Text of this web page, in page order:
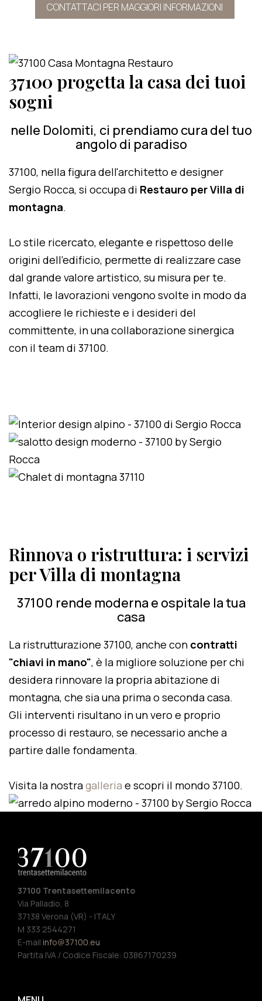
CONTATTACI PER MAGGIORI INFORMAZIONI
37100 progetta la casa dei tuoi
sogni
nelle Dolomiti, ci prendiamo cura del tuo
angolo di paradiso
37100, nella figura dell'architetto e designer
Sergio Rocca, si occupa di Restauro per Villa di
montagna.
Lo stile ricercato, elegante e rispettoso delle
origini dell'edificio, permette di realizzare case
dal grande valore artistico, su misura per te.
Infatti, le lavorazioni vengono svolte in modo da
accogliere le richieste e i desideri del
committente, in una collaborazione sinergica
con il team di 37100.
Rinnova o ristruttura: i servizi
per Villa di montagna
37100 rende moderna e ospitale la tua
casa
La ristrutturazione 37100, anche con contratti
"chiavi in mano", è la migliore soluzione per chi
desidera rinnovare la propria abitazione di
montagna, che sia una prima o seconda casa.
Gli interventi risultano in un vero e proprio
processo di restauro, se necessario anche a
partire dalle fondamenta.
Visita la nostragalleria e scopri il mondo 37100.
37100 Trentasettemilacento
Via Palladio, 8
37138 Verona (VR) - ITALY
M 333 2544271
E-mail info@37100.eu
Partita IVA / Codice Fiscale: 03867170239